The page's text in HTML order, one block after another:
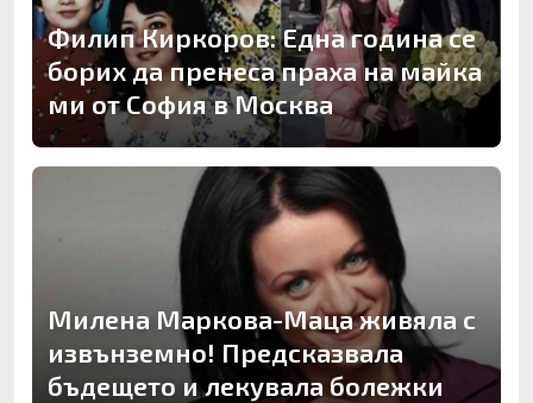
Филип Киркоров: Една година се
борих да пренеса праха на майка
ми от София в Москва
Милена Маркова-Маца живяла с
извънземно! Предсказвала
бъдещето и лекувала болежки